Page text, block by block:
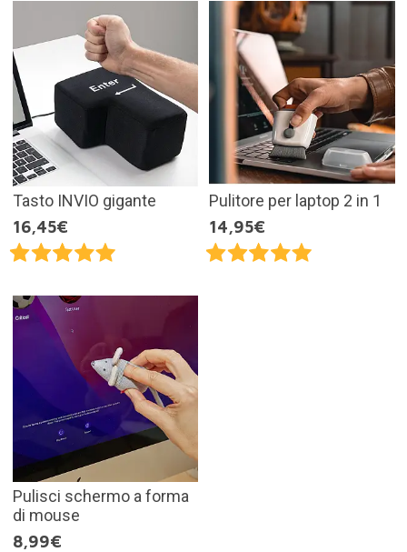
Tasto INVIO gigante
16,45€
Pulitore per laptop 2 in 1
14,95€
Pulisci schermo a forma
di mouse
8,99€